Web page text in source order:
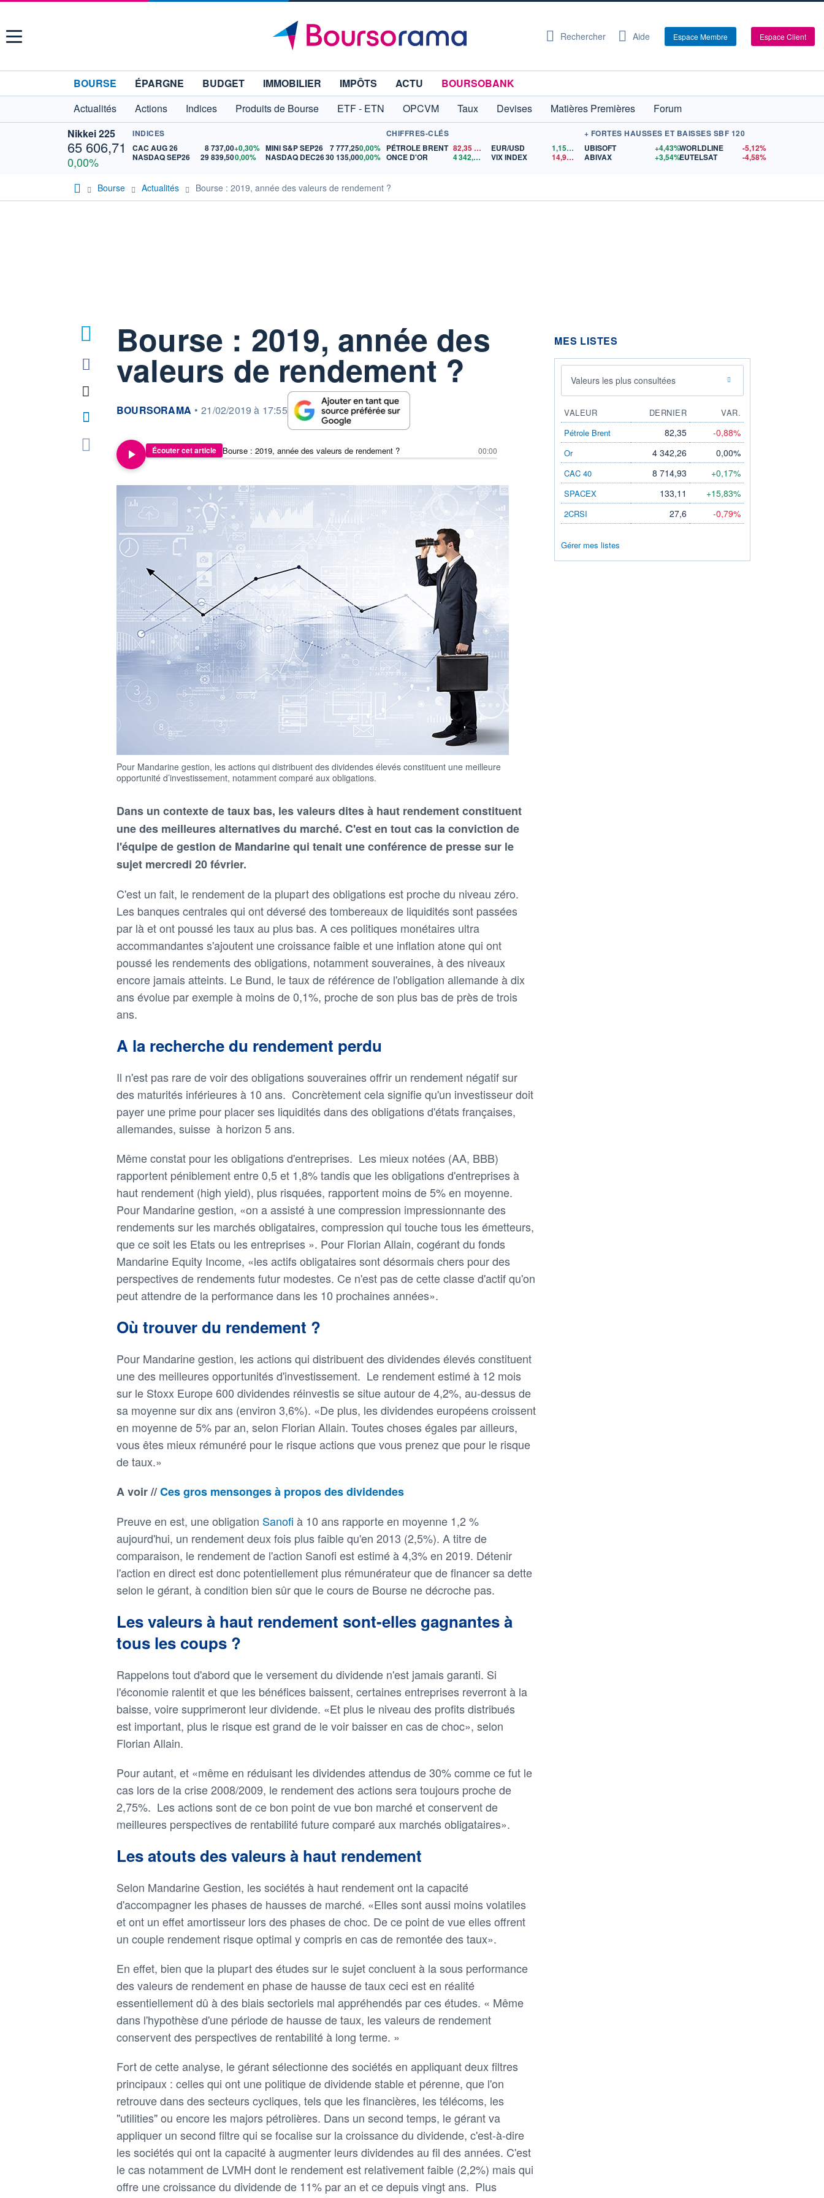
Menu Rechercher Aide Espace Membre Espace Client
BOURSE ÉPARGNE BUDGET IMMOBILIER IMPÔTS ACTU
BOURSOBANK
Actualités
Actions Indices Produits de Bourse ETF - ETN OPCVM Taux Devises Matières Premières
Forum
Nikkei 225
65 606,71
0,00%
INDICES
CAC AUG 26
8 737,00+0,30%
NASDAQ SEP26
29 839,500,00%
MINI S&P SEP26 7 777,250,00%
NASDAQ DEC2630 135,000,00%
CHIFFRES-CLÉS
PÉTROLE BRENT 82,35
ONCE D'OR
4 342,26 $US
EUR/USD 1,1559
$US
VIX INDEX
14,90$US
+ FORTES HAUSSES ET BAISSES SBF 120
UBISOFT
+4,43%
ABIVAX
+3,54%
WORLDLINE
-5,12%
EUTELSAT
-4,58%
Bourse Actualités Bourse : 2019, année des valeurs de rendement ?
Bourse : 2019, année des
valeurs de rendement ?
information fournie par
BOURSORAMA • 21/02/2019 à 17:55
Écouter cet article Bourse : 2019, année des valeurs de rendement ? 00:00
Pour Mandarine gestion, les actions qui distribuent des dividendes élevés constituent une meilleure
opportunité d’investissement, notamment comparé aux obligations.
Dans un contexte de taux bas, les valeurs dites à haut rendement constituent
une des meilleures alternatives du marché. C'est en tout cas la conviction de
l'équipe de gestion de Mandarine qui tenait une conférence de presse sur le
sujet mercredi 20 février.
C'est un fait, le rendement de la plupart des obligations est proche du niveau zéro.
Les banques centrales qui ont déversé des tombereaux de liquidités sont passées
par là et ont poussé les taux au plus bas. A ces politiques monétaires ultra
accommandantes s'ajoutent une croissance faible et une inflation atone qui ont
poussé les rendements des obligations, notamment souveraines, à des niveaux
encore jamais atteints. Le Bund, le taux de référence de l'obligation allemande à dix
ans évolue par exemple à moins de 0,1%, proche de son plus bas de près de trois
ans.
A la recherche du rendement perdu
Il n'est pas rare de voir des obligations souveraines offrir un rendement négatif sur
des maturités inférieures à 10 ans. Concrètement cela signifie qu'un investisseur doit
payer une prime pour placer ses liquidités dans des obligations d'états françaises,
allemandes, suisse à horizon 5 ans.
Même constat pour les obligations d'entreprises. Les mieux notées (AA, BBB)
rapportent péniblement entre 0,5 et 1,8% tandis que les obligations d'entreprises à
haut rendement (high yield), plus risquées, rapportent moins de 5% en moyenne.
Pour Mandarine gestion, «on a assisté à une compression impressionnante des
rendements sur les marchés obligataires, compression qui touche tous les émetteurs,
que ce soit les Etats ou les entreprises ». Pour Florian Allain, cogérant du fonds
Mandarine Equity Income, «les actifs obligataires sont désormais chers pour des
perspectives de rendements futur modestes. Ce n'est pas de cette classe d'actif qu'on
peut attendre de la performance dans les 10 prochaines années».
Où trouver du rendement ?
Pour Mandarine gestion, les actions qui distribuent des dividendes élevés constituent
une des meilleures opportunités d'investissement. Le rendement estimé à 12 mois
sur le Stoxx Europe 600 dividendes réinvestis se situe autour de 4,2%, au-dessus de
sa moyenne sur dix ans (environ 3,6%). «De plus, les dividendes européens croissent
en moyenne de 5% par an, selon Florian Allain. Toutes choses égales par ailleurs,
vous êtes mieux rémunéré pour le risque actions que vous prenez que pour le risque
de taux.»
A voir //Ces gros mensonges à propos des dividendes
Preuve en est, une obligation Sanofi à 10 ans rapporte en moyenne 1,2 %
aujourd'hui, un rendement deux fois plus faible qu'en 2013 (2,5%). A titre de
comparaison, le rendement de l'action Sanofi est estimé à 4,3% en 2019. Détenir
l'action en direct est donc potentiellement plus rémunérateur que de financer sa dette
selon le gérant, à condition bien sûr que le cours de Bourse ne décroche pas.
Les valeurs à haut rendement sont-elles gagnantes à
tous les coups ?
Rappelons tout d'abord que le versement du dividende n'est jamais garanti. Si
l'économie ralentit et que les bénéfices baissent, certaines entreprises reverront à la
baisse, voire supprimeront leur dividende. «Et plus le niveau des profits distribués
est important, plus le risque est grand de le voir baisser en cas de choc», selon
Florian Allain.
Pour autant, et «même en réduisant les dividendes attendus de 30% comme ce fut le
cas lors de la crise 2008/2009, le rendement des actions sera toujours proche de
2,75%. Les actions sont de ce bon point de vue bon marché et conservent de
meilleures perspectives de rentabilité future comparé aux marchés obligataires».
Les atouts des valeurs à haut rendement
Selon Mandarine Gestion, les sociétés à haut rendement ont la capacité
d'accompagner les phases de hausses de marché. «Elles sont aussi moins volatiles
et ont un effet amortisseur lors des phases de choc. De ce point de vue elles offrent
un couple rendement risque optimal y compris en cas de remontée des taux».
En effet, bien que la plupart des études sur le sujet concluent à la sous performance
des valeurs de rendement en phase de hausse de taux ceci est en réalité
essentiellement dû à des biais sectoriels mal appréhendés par ces études. « Même
dans l'hypothèse d'une période de hausse de taux, les valeurs de rendement
conservent des perspectives de rentabilité à long terme. »
Fort de cette analyse, le gérant sélectionne des sociétés en appliquant deux filtres
principaux : celles qui ont une politique de dividende stable et pérenne, que l'on
retrouve dans des secteurs cycliques, tels que les financières, les télécoms, les
"utilities" ou encore les majors pétrolières. Dans un second temps, le gérant va
appliquer un second filtre qui se focalise sur la croissance du dividende, c'est-à-dire
les sociétés qui ont la capacité à augmenter leurs dividendes au fil des années. C'est
le cas notamment de LVMH dont le rendement est relativement faible (2,2%) mais qui
offre une croissance du dividende de 11% par an et ce depuis vingt ans. Plus
MES LISTES
Valeurs les plus consultées
VALEUR DERNIER
VAR.
Pétrole Brent
82,35 -0,88%
Or 4 342,26 0,00%
CAC 40 8 714,93 +0,17%
SPACEX 133,11 +15,83%
2CRSI 27,6 -0,79%
Gérer mes listes